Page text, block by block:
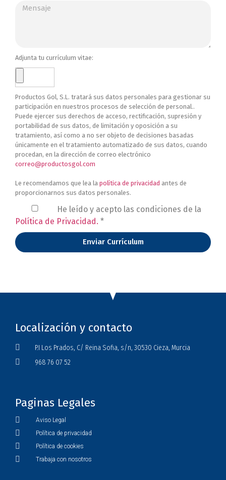
Adjunta tu currículum vitae:
Productos Gol, S.L. tratará sus datos personales para gestionar su
participación en nuestros procesos de selección de personal..
Puede ejercer sus derechos de acceso, rectificación, supresión y
portabilidad de sus datos, de limitación y oposición a su
tratamiento, así como a no ser objeto de decisiones basadas
únicamente en el tratamiento automatizado de sus datos, cuando
procedan, en la dirección de correo electrónico
correo@productosgol.com
Le recomendamos que lea la política de privacidad antes de
proporcionarnos sus datos personales.
He leído y acepto las condiciones de la
Política de Privacidad. *
Enviar Currículum
Localización y contacto
P.I Los Prados, C/ Reina Sofia, s/n, 30530 Cieza, Murcia
968 76 07 52
Paginas Legales
Aviso Legal
Política de privacidad
Política de cookies
Trabaja con nosotros